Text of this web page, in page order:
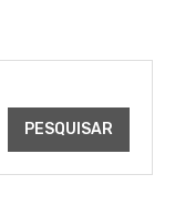
PESQUISAR